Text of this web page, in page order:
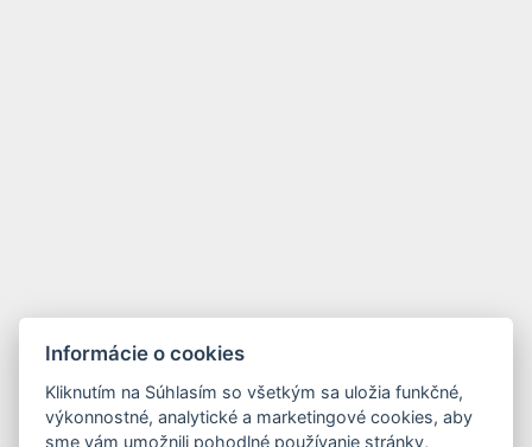
Informácie o cookies
Kliknutím na Súhlasím so všetkým sa uložia funkčné,
výkonnostné, analytické a marketingové cookies, aby
sme vám umožnili pohodlné používanie stránky,